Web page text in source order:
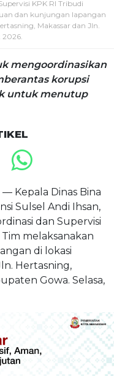
KPK RI Tribudi
dan kunjungan lapangan
Makassar dan Jln.
mengoordinasikan
korupsi
untuk menutup
— Kepala Dinas Bina
Sulsel Andi Ihsan,
dan Supervisi
melaksanakan
di lokasi
Hertasning,
Gowa. Selasa,